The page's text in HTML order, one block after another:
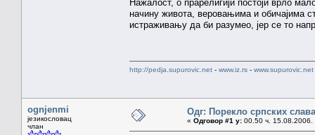
Нажалост, о прарелигији постоји врло
начину живота, веровањима и обичајима
истраживању да би разумео, јер се то
http://pedja.supurovic.net - www.iz.rs - www.supurovic.net
ognjenmi
језикословац
члан
Одг: Порекло српских слава
« Одговор #1 у: 00.50 ч. 15.08.2006.